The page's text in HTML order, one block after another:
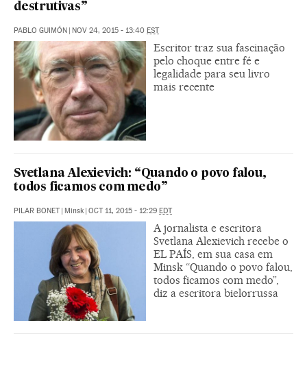
destrutivas”
PABLO GUIMÓN | NOV 24, 2015 - 13:40 EST
Escritor traz sua fascinação
pelo choque entre fé e
legalidade para seu livro
mais recente
Svetlana Alexievich: “Quando o povo falou,
todos ficamos com medo”
PILAR BONET | Minsk | OCT 11, 2015 - 12:29 EDT
A jornalista e escritora
Svetlana Alexievich recebe o
EL PAÍS, em sua casa em
Minsk “Quando o povo falou,
todos ficamos com medo”,
diz a escritora bielorrussa